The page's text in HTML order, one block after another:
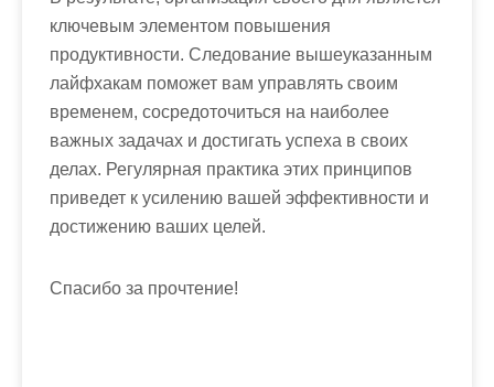
ключевым элементом повышения
продуктивности. Следование вышеуказанным
лайфхакам поможет вам управлять своим
временем, сосредоточиться на наиболее
важных задачах и достигать успеха в своих
делах. Регулярная практика этих принципов
приведет к усилению вашей эффективности и
достижению ваших целей.
Спасибо за прочтение!